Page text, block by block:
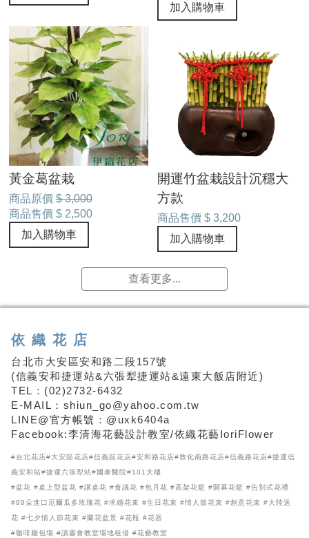
加入購物車
黃金葛盆栽
商品原價 $ 3,000
商品售價 $ 2,500
加入購物車
開運竹盆栽設計沉穩大
方款
商品售價 $ 3,200
加入購物車
查看更多...
依織花店
台北市大安區安和路二段157號
(信義安和捷運站&六張犁捷運站&遠東大飯店附近)
TEL：(02)2732-6432
E-MAIL：shiun_go@yahoo.com.tw
LINE@官方帳號：@uxk6404a
Facebook:李清海花藝設計教室/依織花藝IoriFlower
#台北花店#大安區花店#信義區花店#安和路花店#敦化南路花店#信義路花店#捷運信
義安和站#捷運六張犁站#國泰醫院#101大樓
#盆花 #桌上型盆花 #講桌花 #會議花 #包月花 #高架花籃 #開幕花籃 #告別式花禮
#99朵進口厄爾瓜多玫瑰花 #求婚花束 #生日花束 #情人節花束 #創意花束 #大陸送
花 #七夕情人節花束 #蘭花盆景 #花瓶 #花器
#咖啡廳包場 #讀書會教室場地租借 #花藝教室